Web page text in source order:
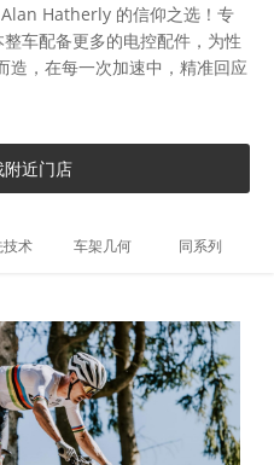
Hatherly 的信仰之选！专
车配备更多的电控配件，为性
造，在每一次加速中，精准回应
附近门店
术 车架几何 同系列